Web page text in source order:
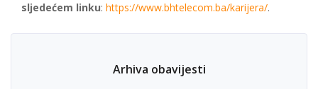
sljedećem linku: https://www.bhtelecom.ba/karijera/.
Arhiva obavijesti